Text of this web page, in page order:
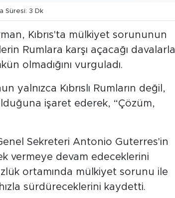
Süresi: 3 Dk
Kıbrıs'ta mülkiyet sorununun
Rumlara karşı açacağı davalarla
olmadığını vurguladı.
yalnızca Kıbrıslı Rumların değil,
işaret ederek, “Çözüm,
Sekreteri Antonio Guterres'in
vermeye devam edeceklerini
ortamında mülkiyet sorunu ile
sürdüreceklerini kaydetti.